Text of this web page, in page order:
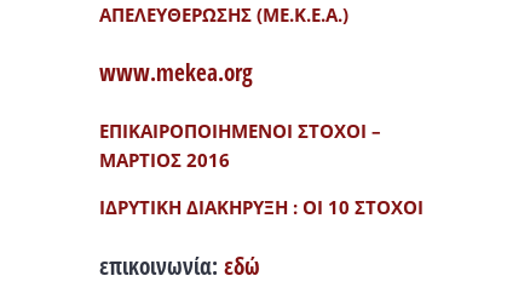
ΑΠΕΛΕΥΘΕΡΩΣΗΣ (ΜΕ.Κ.Ε.Α.)
www.mekea.org
ΕΠΙΚΑΙΡΟΠΟΙΗΜΕΝΟΙ ΣΤΟΧΟΙ –
ΜΑΡΤΙΟΣ 2016
ΙΔΡΥΤΙΚΗ ΔΙΑΚΗΡΥΞΗ : ΟΙ 10 ΣΤΟΧΟΙ
επικοινωνία: εδώ